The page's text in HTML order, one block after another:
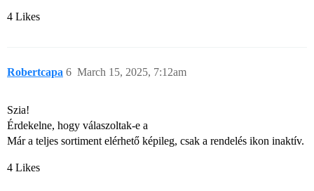
4 Likes
Robertcapa March 15, 2025, 7:12am
6
Szia!
Érdekelne, hogy válaszoltak-e a
Már a teljes sortiment elérhető képileg, csak a rendelés ikon inaktív.
4 Likes